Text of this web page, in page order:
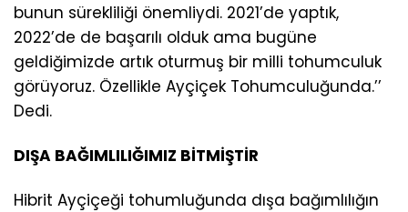
bunun sürekliliği önemliydi. 2021’de yaptık,
2022’de de başarılı olduk ama bugüne
geldiğimizde artık oturmuş bir milli tohumculuk
görüyoruz. Özellikle Ayçiçek Tohumculuğunda.’’
Dedi.
DIŞA BAĞIMLILIĞIMIZ BİTMİŞTİR
Hibrit Ayçiçeği tohumluğunda dışa bağımlılığın